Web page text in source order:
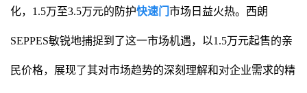
化，1.5万至3.5万元的防护快速门 市场日益火热。西朗
SEPPES敏锐地捕捉到了这一市场机遇，以1.5万元起售的亲
民价格，展现了其对市场趋势的深刻理解和对企业需求的精